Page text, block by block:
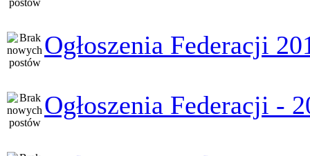
Ogłoszenia Federacji
Ogłoszenia Federacji -